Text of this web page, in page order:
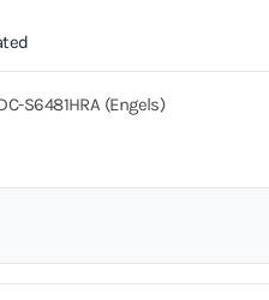
S6481HRA (Engels)